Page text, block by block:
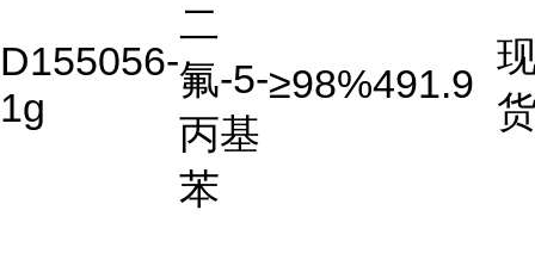
D155056-
1g
二
氟-5-
丙基
苯
≥98%491.9